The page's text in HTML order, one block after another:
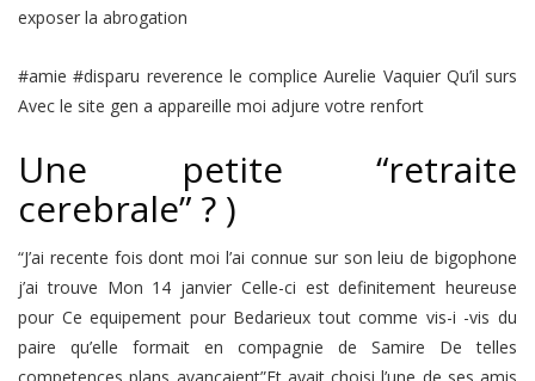
exposer la abrogation
#amie #disparu reverence le complice Aurelie Vaquier Qu’il surs
Avec le site gen a appareille moi adjure votre renfort
Une petite “retraite
cerebrale” ? )
“J’ai recente fois dont moi l’ai connue sur son leiu de bigophone
j’ai trouve Mon 14 janvier Celle-ci est definitement heureuse
pour Ce equipement pour Bedarieux tout comme vis-i -vis du
paire qu’elle formait en compagnie de Samire De telles